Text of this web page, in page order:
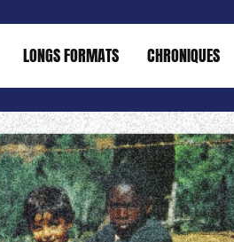
LONGS FORMATS CHRONIQUES